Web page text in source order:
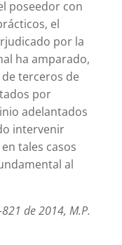
poseedor con
el
por la
ha amparado,
terceros de
por
adelantados
intervenir
tales casos
al
de 2014, M.P.